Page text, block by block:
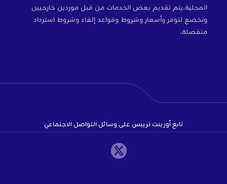
المحلية.يتم تقديم بعض الخدمات من قبل موردين خارجيين
وتخضع لتوفر وأسعار وشروط وقواعد إلغاء وشروط استرداد
منفصلة.
تابع أورينت تريبس على وسائل التواصل الاجتماعي